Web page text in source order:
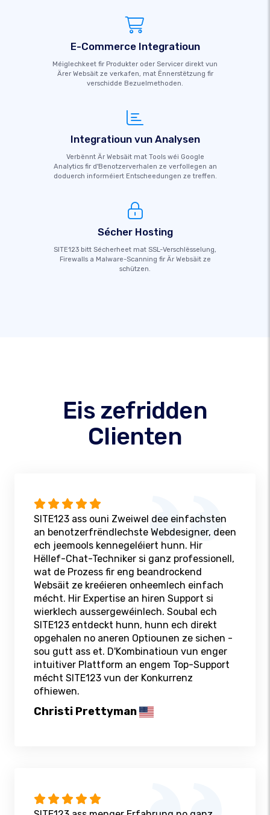
E-Commerce Integratioun
Méiglechkeet fir Produkter oder Servicer direkt vun
Ärer Websäit ze verkafen, mat Ënnerstëtzung fir
verschidde Bezuelmethoden.
Integratioun vun Analysen
Verbënnt Är Websäit mat Tools wéi Google
Analytics fir d'Benotzerverhalen ze verfollegen an
doduerch informéiert Entscheedungen ze treffen.
Sécher Hosting
SITE123 bitt Sécherheet mat SSL-Verschlësselung,
Firewalls a Malware-Scanning fir Är Websäit ze
schützen.
Eis zefridden
Clienten
SITE123 ass ouni Zweiwel dee einfachsten
an benotzerfrëndlechste Webdesigner, deen
ech jeemools kennegeléiert hunn. Hir
Hëllef-Chat-Techniker si ganz professionell,
wat de Prozess fir eng beandrockend
Websäit ze kreéieren onheemlech einfach
mécht. Hir Expertise an hiren Support si
wierklech aussergewéinlech. Soubal ech
SITE123 entdeckt hunn, hunn ech direkt
opgehalen no aneren Optiounen ze sichen -
sou gutt ass et. D'Kombinatioun vun enger
intuitiver Plattform an engem Top-Support
mécht SITE123 vun der Konkurrenz
ofhiewen.
Christi Prettyman